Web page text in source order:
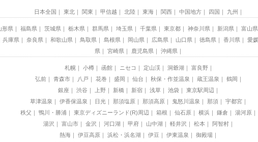
日本全国 東北 関東 甲信越 北陸 東海 関西 中国地方 四国 九州
形県 福島県 茨城県 栃木県 群馬県 埼玉県 千葉県 東京都 神奈川県 新潟県 富山県
兵庫県 奈良県 和歌山県 鳥取県 島根県 岡山県 広島県 山口県 徳島県 香川県 愛
県
宮崎県 鹿児島県 沖縄県
札幌 小樽 函館 ニセコ 定山渓 洞爺湖
富良野
弘前
青森市 八戸 花巻 盛岡 仙台 秋保・作並温泉 蔵王温泉
鶴岡
銀座
渋谷 上野 新橋 新宿 浅草 池袋
東京駅周辺
草津温泉
伊香保温泉 日光 那須塩原 那須高原 鬼怒川温泉 那須
宇都宮
秩父
鴨川・勝浦 東京ディズニーランド(R)周辺 箱根 仙石原 横浜 鎌倉
湯河原
湯沢
富山市 金沢 河口湖 甲府 山中湖 軽井沢 松本
阿智村
熱海
伊豆高原 浜松・浜名湖 伊豆 伊東温泉
御殿場